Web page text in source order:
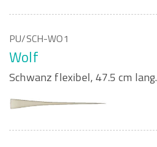
PU/SCH-WO1
Wolf
Schwanz flexibel, 47.5 cm lang.